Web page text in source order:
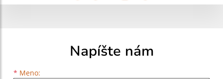
Napíšte nám
* Meno:
Meno
Priezvisko
E-mailová adresa